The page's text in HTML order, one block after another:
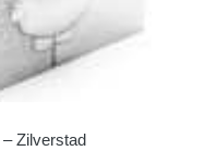
Zilverstad